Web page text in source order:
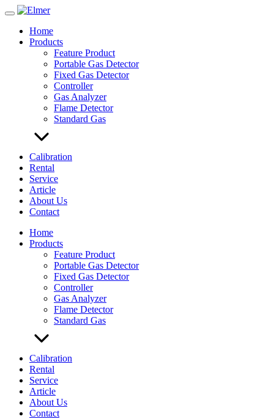
Skip
contentHome
Products
Feature Product
Portable Gas Detector
Fixed Gas Detector
Controller
Gas Analyzer
Flame Detector
Standard Gas
Calibration
Rental
Service
Article
About Us
Contact
Home
Products
Feature Product
Portable Gas Detector
Fixed Gas Detector
Controller
Gas Analyzer
Flame Detector
Standard Gas
Calibration
Rental
Service
Article
About Us
Contact